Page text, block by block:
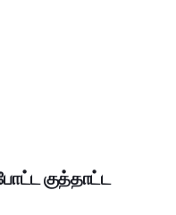
குத்தாட்ட